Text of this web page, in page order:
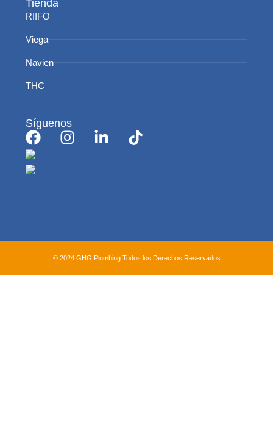
Tienda
RIIFO
Viega
Navien
THC
Síguenos
© 2024 GHG Plumbing Todos los Derechos Reservados